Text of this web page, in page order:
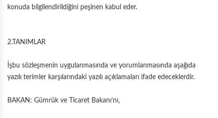
konuda bilgilendirildiğini peşinen kabul eder.
2.TANIMLAR
İşbu sözleşmenin uygulanmasında ve yorumlanmasında aşağıda
yazılı terimler karşılarındaki yazılı açıklamaları ifade edeceklerdir.
BAKAN: Gümrük ve Ticaret Bakanı’nı,